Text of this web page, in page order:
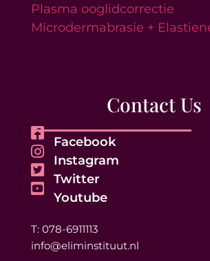
Plasma ooglidcorrectie
Microdermabrasie +
Contact Us
Facebook
Instagram
Twitter
Youtube
T: 078-6911113
info@eliminstituut.nl